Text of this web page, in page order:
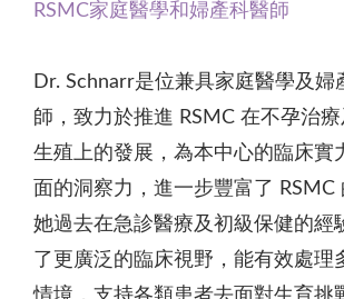
RSMC家庭醫學和婦產科醫師
Dr. Schnarr是位兼具家庭醫學及婦
師，致力於推進 RSMC 在不孕治
生殖上的發展，為本中心的臨床實
面的洞察力，進一步豐富了 RSMC
她過去在急診醫療及初級保健的經
了更廣泛的臨床視野，能有效處理